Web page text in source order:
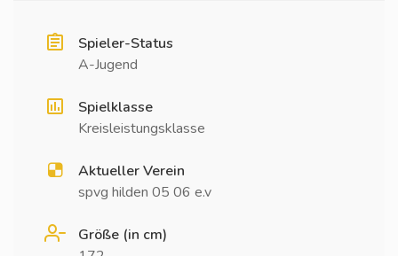
Spieler-Status
A-Jugend
Spielklasse
Kreisleistungsklasse
Aktueller Verein
spvg hilden 05 06 e.v
Größe (in cm)